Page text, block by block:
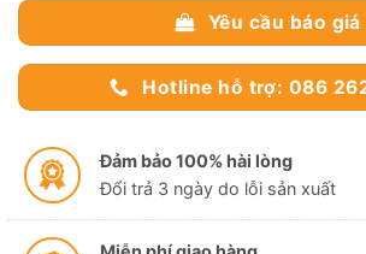
Yêu cầu báo giá
Hotline hỗ trợ: 086
Đảm bảo 100% hài lòng
Đổi trả 3 ngày do lỗi sản xuất